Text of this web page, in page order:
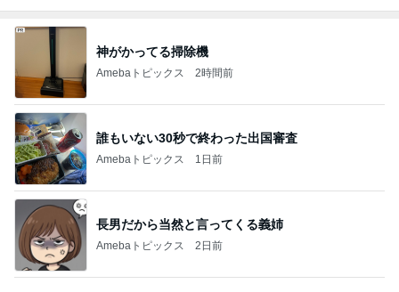
神がかってる掃除機
Amebaトピックス 2時間前
誰もいない30秒で終わった出国審査
Amebaトピックス 1日前
長男だから当然と言ってくる義姉
Amebaトピックス 2日前